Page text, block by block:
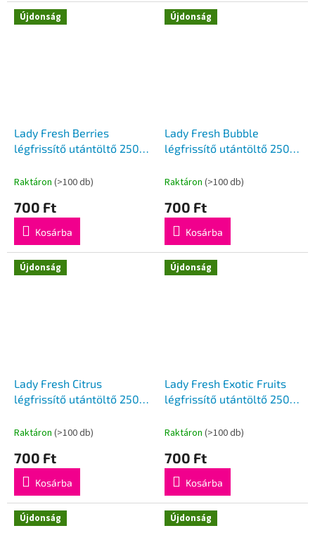
Újdonság
Lady Fresh Berries
légfrissítő utántöltő 250
Raktáron (>100 db)
700 Ft
Kosárba
Újdonság
Lady Fresh Bubble
légfrissítő utántöltő 250
Raktáron (>100 db)
700 Ft
Kosárba
Újdonság
Lady Fresh Citrus
légfrissítő utántöltő 250
Raktáron (>100 db)
700 Ft
Kosárba
Újdonság
Lady Fresh Exotic Fruits
légfrissítő utántöltő 250
Raktáron (>100 db)
700 Ft
Kosárba
Újdonság Újdonság